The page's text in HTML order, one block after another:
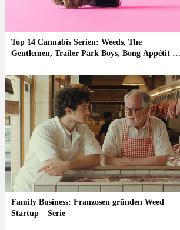
Top 14 Cannabis Serien: Weeds, The
Gentlemen, Trailer Park Boys, Bong Appétit &
Family Business: Franzosen gründen Weed
Startup – Serie